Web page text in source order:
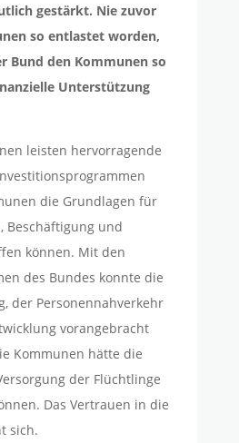
gestärkt. Nie zuvor
so entlastet worden,
Bund den Kommunen so
Unterstützung
leisten hervorragende
die Grundlagen für
Beschäftigung und
können. Mit den
des Bundes konnte die
der Personennahverkehr
vorangebracht
Kommunen hätte die
der Flüchtlinge
Das Vertrauen in die
sich.